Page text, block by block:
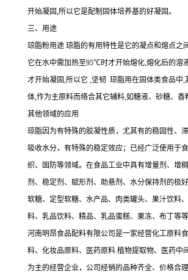
开始凝固,所以它是配制固体培养基的好凝固。
三、用途
琼脂粉用途 琼脂的有用特性是它的凝点和熔点之
它在水中需加热至95℃时才开始熔化,熔化后的溶
才开始凝固,所以它 ,坚韧 琼脂用在固体类食品中,
体,作为主原料而络合其它辅料,如糖液、砂糖、香
其他领域的应用
琼脂因为有特殊的胶凝性质，尤其有的稳固性、
吸收水分，有特殊的稳定效应；已经广泛使用于
织、国防等领域。在食品工业中具有增量剂、增
剂、稳定剂、赋形剂、助悬剂、水分保持剂的极
软糖、定型软糖、水产品、肉类罐头、果汁饮料
料、乳品饮料、精品、乳品蛋糕、果冻、布丁等等
河南明昂食品配料有限公司是一家经营化工原料
料、化妆品原料、医药原料.植物提取物、医药中
为主的经营企业，公司经销的品种齐全、价格合